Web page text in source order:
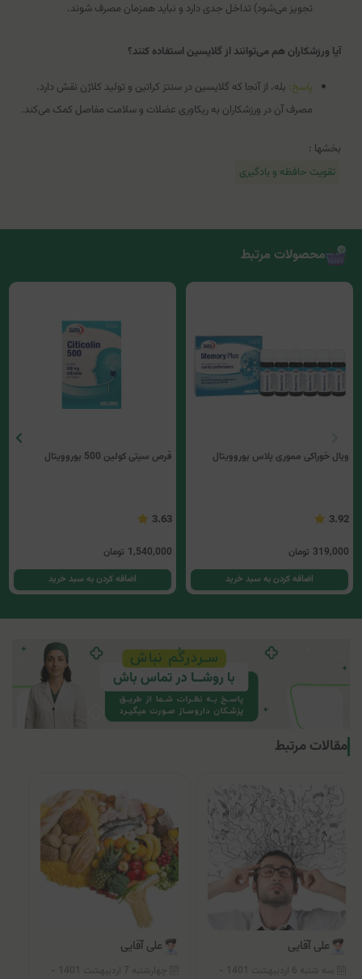
تجویز می‌شود) تداخل جدی دارد و نباید همزمان مصرف شوند.
آیا ورزشکاران هم می‌توانند از گلایسین استفاده کنند؟
پاسخ: بله، از آنجا که گلایسین در سنتز کراتین و تولید کلاژن نقش دارد،
مصرف آن در ورزشکاران به ریکاوری عضلات و سلامت مفاصل کمک می‌کند.
بخشها :
تقویت حافظه و یادگیری
محصولات مرتبط
ویال خوراکی مموری پلاس یوروویتال
3.92
319,000 تومان
اضافه کردن به سبد خرید
قرص سیتی کولین 500 یوروویتال
3.63
1,540,000 تومان
اضافه کردن به سبد خرید
مقالات مرتبط
علی آقایی علی آقایی